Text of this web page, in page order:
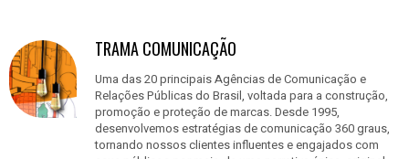
TRAMA COMUNICAÇÃO
Uma das 20 principais Agências de Comunicação e
Relações Públicas do Brasil, voltada para a construção,
promoção e proteção de marcas. Desde 1995,
desenvolvemos estratégias de comunicação 360 graus,
tornando nossos clientes influentes e engajados com